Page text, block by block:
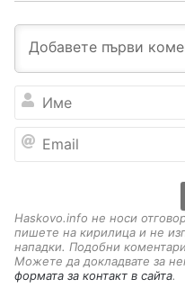
Haskovo.info не носи
пишете на кирилица и не
нападки. Подобни
Можете да докладвате за
формата за контакт в сайта.